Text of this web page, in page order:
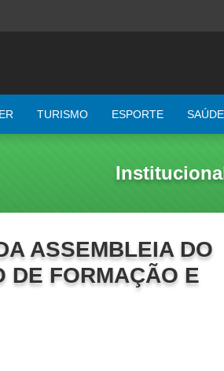
TURISMO ESPORTE SAÚDE
ASSEMBLEIA DO
DE FORMAÇÃO E